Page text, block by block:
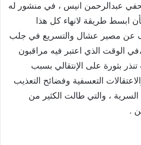
عبدالرحمن انيس ، في منشور له
‏ابسط طريقة لانهاء كل هذا
عن مصير عشال والتسريع في جلب
الوقت الذي اعتبر فيه مراقبون
بثورة على الإنتقالي بسبب
التعسفية وفضائح التعذيب
، والتي طالت الكثير من
.